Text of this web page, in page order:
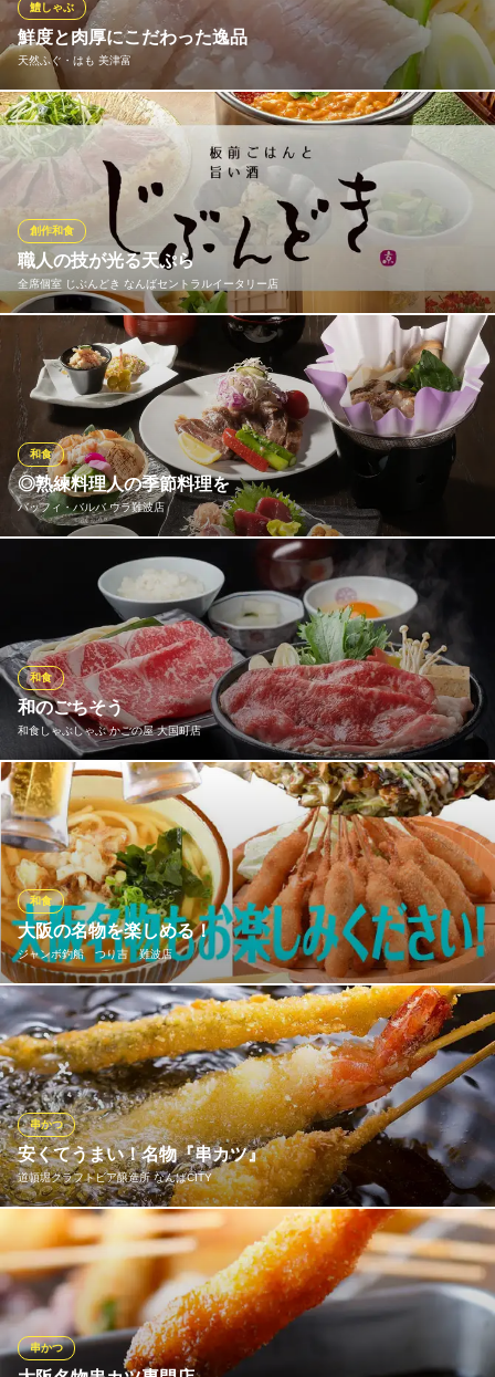
うなぎの蒲の穂焼 牛タン 焼鳥 馬刺し いづも 難波
〝鰻を大衆食に〟
地下鉄御堂筋線なんば駅 徒歩1分
大阪府大阪市中央区難波3-8-22 なんば三丁目HビルB1
鮮度と肉厚にこだわった逸品
天然ふぐ・はも 美津富
鱧しゃぶ
切り身が肉厚で大きい、旨みを味わう逸品の｢はもしゃぶ｣を自家
製ポン酢でいただく。 新鮮な鱧は、お鍋に野菜とごちゃ混ぜに入
れるのではなく、先に鱧を自家製ポン酢で召し上がって頂きま
す。そうすることで、野菜のアクもなく、本来の美味しさを味わ
えます。肉厚の「はもしゃぶ」は食べごたえ抜群です。
天然ふぐ・はも 美津富
最高級 天然ふぐ・はも
大阪メトロ御堂筋線なんば駅 徒歩5分
大阪府大阪市中央区千日前1-4-22
職人の技が光る天ぷら
全席個室 じぶんどき なんばセントラルイータリー店
創作和食
職人の技でさくっと香ばしく揚げられた天ぷらは、日本人だけで
なく、外国の方にも大人気のメニュー！祇園 原了郭の「黒七味」
や、静岡 小柳津清一商店の「抹茶」など、伝統あるこだわりの調
味料を使用しておりますのでお好みの調味料を見つけてみてはい
かがでしょうか
全席個室 じぶんどき なんばセントラルイータリー店
日本酒 創作和食 個室
大阪府大阪市中央区千日前2-8-17 なんばオリエンタルホテル2F
◎熟練料理人の季節料理を
バッフィ・バルバ ウラ難波店
和食
この道30年の｢和｣を極めた料理人による、四季折々の和食を愉し
めます(ウラ難波店限定)。 バッフィバルバ特製｢炙り地鶏の味
噌鍋｣がおすすめ！てっちり・クエ鍋等もご予約OK。
バッフィ・バルバ ウラ難波店
創作和食が楽しめるバー
大阪メトロ御堂筋線なんば駅 徒歩3分
大阪府大阪市中央区難波千日前14-25 阪南ビル3F
和のごちそう
和食しゃぶしゃぶ かごの屋 大国町店
和食
かごの屋自慢の季節彩るメニューが勢揃い！和のごちそうを是非
ともお楽しみください。
和食しゃぶしゃぶ かごの屋 大国町店
和食しゃぶしゃぶ
大阪メトロ御堂筋線大国町駅 徒歩1分
大阪府大阪市浪速区敷津東2-6-16
大阪の名物を楽しめる！
ジャンボ釣船 つり吉 難波店
和食
大阪の旨いもん、ここに集結！ 定番のたこ焼きから串カツまで、
なにわの活気と共に本場の味を堪能しませんか？一口食べれば笑
顔がこぼれる、至福のひとときをお届けします。地元の方も、観
光の方も、ぜひ大阪の名物を楽しめる当店自慢の味をご賞味くだ
さい！
ジャンボ釣船 つり吉 難波店
釣りができる居酒屋
近鉄難波線近鉄日本橋駅 徒歩3分
大阪府大阪市中央区千日前2-9-7 千日前ビル
安くてうまい！名物『串カツ』
道頓堀クラフトビア醸造所 なんばCITY
串かつ
串揚げ各種（■牛■豚■玉ねぎ■うずら■茄子■鶏■チーズ■紅生姜■蓮
根■帆立■海老■アスパラ）
道頓堀クラフトビア醸造所 なんばCITY
串かつ・ちゃんこ鍋
南海本線難波駅 徒歩1分
串かつ